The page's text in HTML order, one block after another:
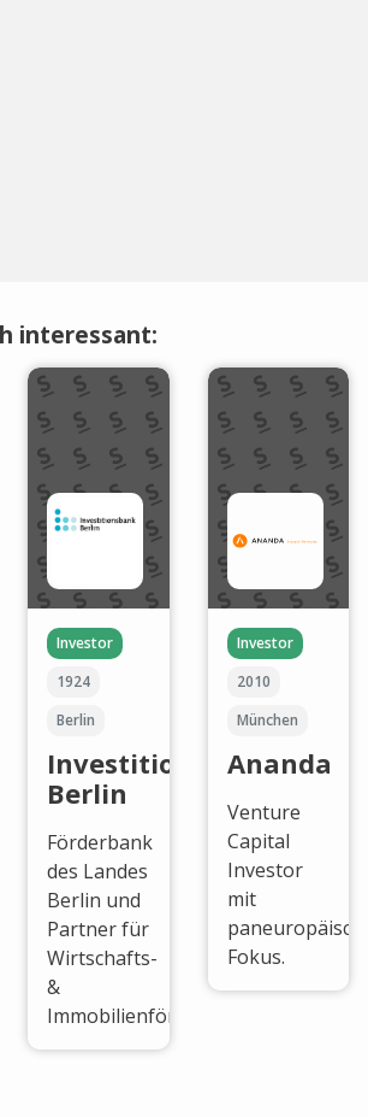
interessant:
Investor
1924
Berlin
Investitionsbank
Berlin
Förderbank
des Landes
Berlin und
Partner für
Wirtschafts-
&
Immobilienförderung.
Investor
2010
München
Ananda
Venture
Capital
Investor
mit
Fokus.